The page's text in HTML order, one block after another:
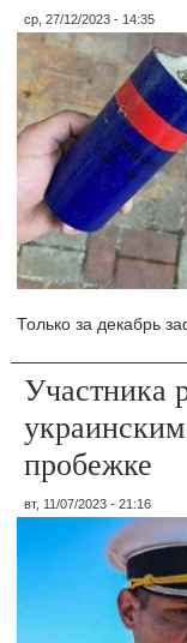
ср, 27/12/2023 - 14:35
Только за декабрь
Участника
пробежке
вт, 11/07/2023 - 21:16